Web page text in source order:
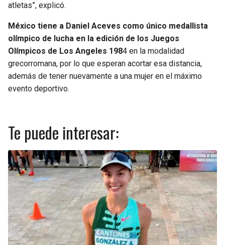
atletas”, explicó.
México tiene a Daniel Aceves como único medallista
olímpico de lucha en la edición de los Juegos
Olímpicos de Los Angeles 1984 en la modalidad
grecorromana, por lo que esperan acortar esa distancia,
además de tener nuevamente a una mujer en el máximo
evento deportivo.
Te puede interesar: